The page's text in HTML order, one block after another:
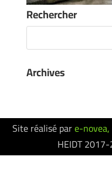
Rechercher
Archives
Site réalisé pare-
HEIDT